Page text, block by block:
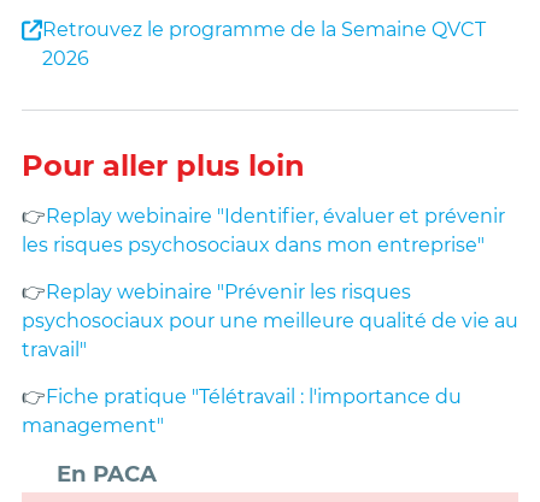
Retrouvez le programme de la Semaine QVCT
2026
Pour aller plus loin
👉 Replay webinaire "Identifier, évaluer et prévenir
les risques psychosociaux dans mon entreprise"
👉 Replay webinaire "Prévenir les risques
psychosociaux pour une meilleure qualité de vie au
travail"
👉 Fiche pratique "Télétravail : l'importance du
management"
En PACA